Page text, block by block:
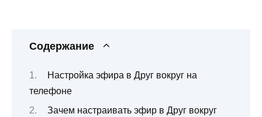
Содержание
Настройка эфира в Друг вокруг на
телефоне
Зачем настраивать эфир в Друг вокруг